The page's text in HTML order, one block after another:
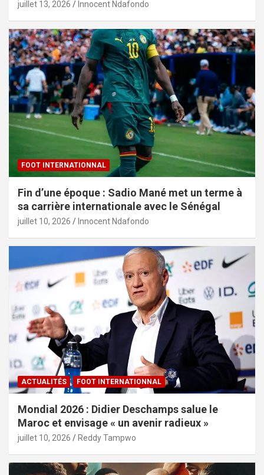
juillet 13, 2026 Innocent Ndafondo
FOOT INTERNATIONNAL
Fin d’une époque : Sadio Mané met un terme à
sa carrière internationale avec le Sénégal
juillet 10, 2026 Innocent Ndafondo
ACTUALITÉS FOOT INTERNATIONNAL
Mondial 2026 : Didier Deschamps salue le
Maroc et envisage « un avenir radieux »
juillet 10, 2026 Reddy Tampwo